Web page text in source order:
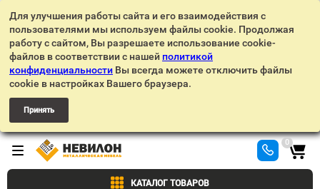
Для улучшения работы сайта и его взаимодействия с
пользователями мы используем файлы cookie. Продолжая
работу с сайтом, Вы разрешаете использование cookie-
файлов в соответствии с нашей политикой
конфиденциальности Вы всегда можете отключить файлы
cookie в настройках Вашего браузера.
Принять
КАТАЛОГ ТОВАРОВ
0